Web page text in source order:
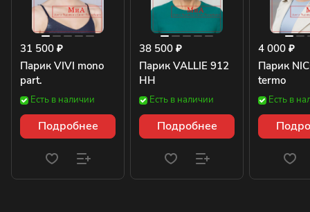
31 500 ₽
Парик VIVI mono
part.
Есть в наличии
Подробнее
38 500 ₽
Парик VALLIE 912
HH
Есть в наличии
Подробнее
4 000 ₽
Парик
termo
Есть в